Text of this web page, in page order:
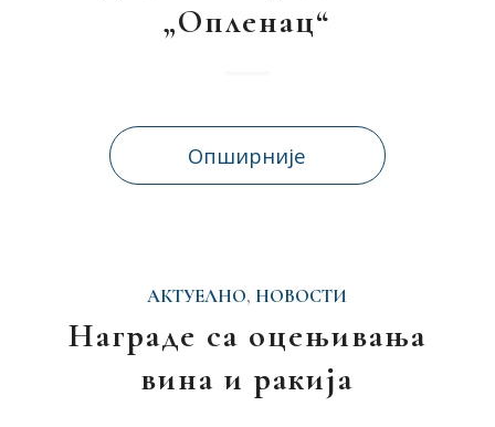
„Опленац“
Опширније
АКТУЕЛНО, НОВОСТИ
Награде са оцењивања
вина и ракија